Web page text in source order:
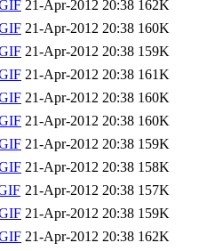
21-Apr-2012 20:38 162K
21-Apr-2012 20:38 160K
21-Apr-2012 20:38 159K
21-Apr-2012 20:38 161K
21-Apr-2012 20:38 160K
21-Apr-2012 20:38 160K
21-Apr-2012 20:38 159K
21-Apr-2012 20:38 158K
21-Apr-2012 20:38 157K
21-Apr-2012 20:38 159K
21-Apr-2012 20:38 162K